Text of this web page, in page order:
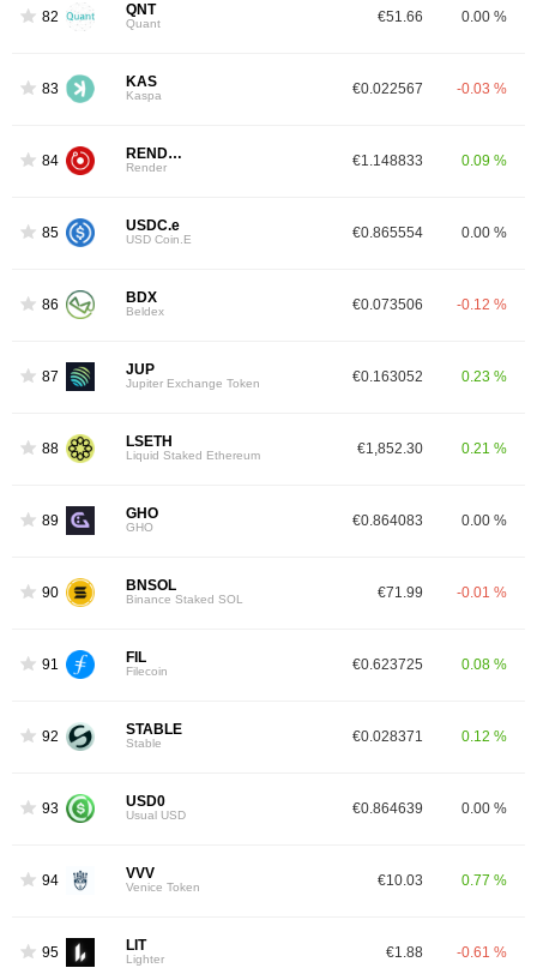
82 QNT
Quant €51.66 0.00 %
83 KAS
Kaspa €0.022567 -0.03 %
84 RENDER
Render €1.148833 0.09 %
85 USDC.e
USD Coin.E €0.865554 0.00 %
86 BDX
Beldex €0.073506 -0.12 %
87 JUP
Jupiter Exchange Token €0.163052 0.23 %
88 LSETH
Liquid Staked Ethereum €1,852.30 0.21 %
89 GHO
GHO €0.864083 0.00 %
90 BNSOL
Binance Staked SOL €71.99 -0.01 %
91 FIL
Filecoin €0.623725 0.08 %
92 STABLE
Stable €0.028371 0.12 %
93 USD0
Usual USD €0.864639 0.00 %
94 VVV
Venice Token €10.03 0.77 %
95 LIT
Lighter €1.88 -0.61 %